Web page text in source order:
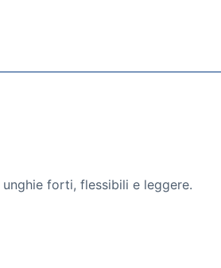
forti, flessibili e leggere.